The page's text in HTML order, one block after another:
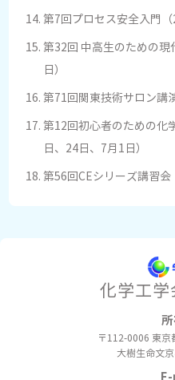
化学工学
〒112-0006 東京
大樹生命文
第7回プロセス安全入門（
第32回 中高生のための
日）
第71回関東技術サロン講
第12回初心者のための化
日、24日、7月1日）
第56回CEシリーズ講習